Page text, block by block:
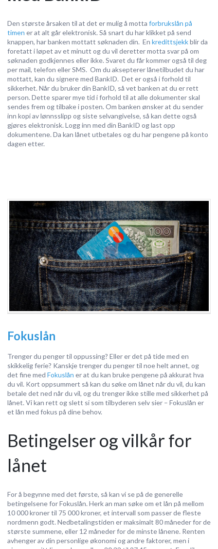
Den største årsaken til at det er mulig å motta forbrukslån på
timen er at alt går elektronisk. Så snart du har klikket på send
knappen, har banken mottatt søknaden din. En kredittsjekkblir da
foretatt i løpet av et minutt og du vil deretter motta svar på om
søknaden godkjennes eller ikke. Svaret du får kommer også til deg
per mail, telefon eller SMS. Om du aksepterer lånetilbudet du har
mottatt, kan du signere med BankID. Det er også i forhold til
sikkerhet. Når du bruker din BankID, så vet banken at du er rett
person. Dette sparer mye tid i forhold til at alle dokumenter skal
sendes frem og tilbake i posten. Om banken ønsker at du sender
inn kopi av lønnsslipp og siste selvangivelse, så kan dette også
gjøres elektronisk. Logg inn med din BankID og last opp
dokumentene. Da kan lånet utbetales og du har pengene på konto
dagen etter.
Fokuslån
Trenger du penger til oppussing? Eller er det på tide med en
skikkelig ferie? Kanskje trenger du penger til noe helt annet, og
det fine med Fokuslån er at du kan bruke pengene på akkurat hva
du vil. Kort oppsummert så kan du søke om lånet når du vil, du kan
betale det ned når du vil, og du trenger ikke stille med sikkerhet på
lånet. Vi kan rett og slett si som tilbyderen selv sier – Fokuslån er
et lån med fokus på dine behov.
Betingelser og vilkår for
lånet
For å begynne med det første, så kan vi se på de generelle
betingelsene for Fokuslån. Herk an man søke om et lån på mellom
10 000 kroner til 75 000 kroner, et intervall som passer de fleste
nordmenn godt. Nedbetalingstiden er maksimalt 80 måneder for de
største summene, eller 12 måneder for de minste lånene. Renten
avhenger av din personlige økonomi og andre faktorer, men i